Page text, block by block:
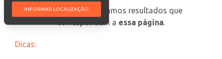
INFORMAR LOCALIZAÇÃO
oops, não encontramos resultados que
correspondam a essa página.
Dicas: